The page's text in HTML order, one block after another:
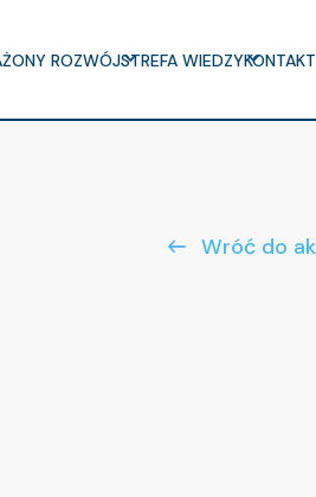
ROZWÓJSTREFA WIEDZYKONTAKT
Wróć do